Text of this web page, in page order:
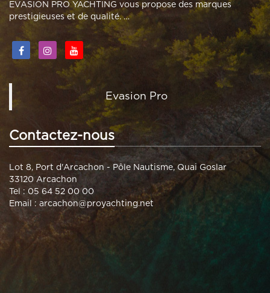
EVASION PRO YACHTING vous propose des marques
prestigieuses et de qualité. …
Evasion Pro
Contactez-nous
Lot 8, Port d'Arcachon - Pôle Nautisme, Quai Goslar
33120 Arcachon
Tel : 05 64 52 00 00
Email : arcachon@proyachting.net